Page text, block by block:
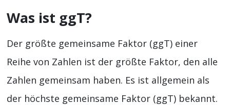
Was ist ggT?
Der größte gemeinsame Faktor (ggT) einer
Reihe von Zahlen ist der größte Faktor, den alle
Zahlen gemeinsam haben. Es ist allgemein als
der höchste gemeinsame Faktor (ggT) bekannt.